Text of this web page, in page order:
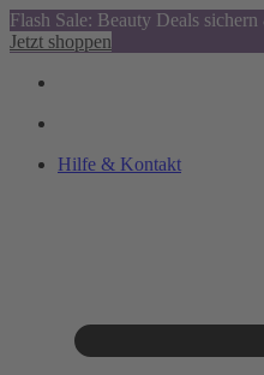
Flash Sale: Beauty Deals
Jetzt shoppen
Hilfe & Kontakt